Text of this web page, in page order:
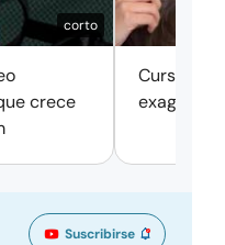
corto
crece
Cursos
Suscribirse